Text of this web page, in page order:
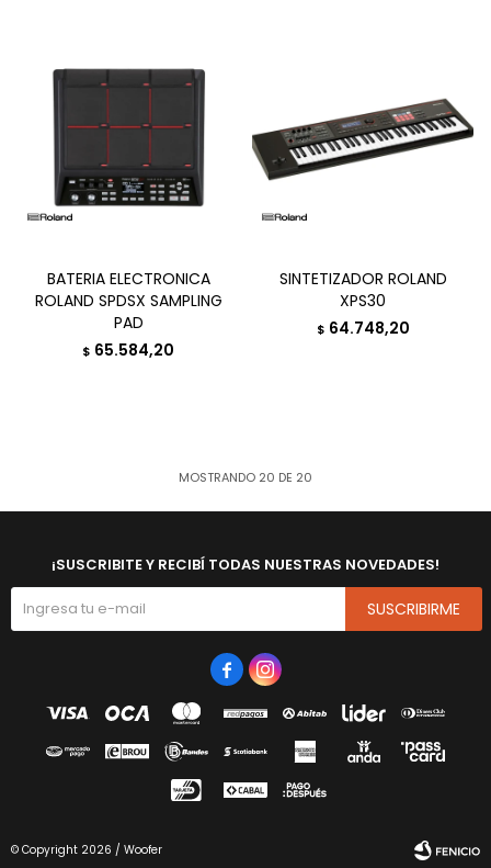
BATERIA ELECTRONICA
ROLAND SPDSX SAMPLING
PAD
$ 65.584,20
SINTETIZADOR ROLAND
XPS30
$ 64.748,20
MOSTRANDO 20 DE 20
¡SUSCRIBITE Y RECIBÍ TODAS NUESTRAS NOVEDADES!
SUSCRIBIRME
 
© Copyright 2026 / Woofer